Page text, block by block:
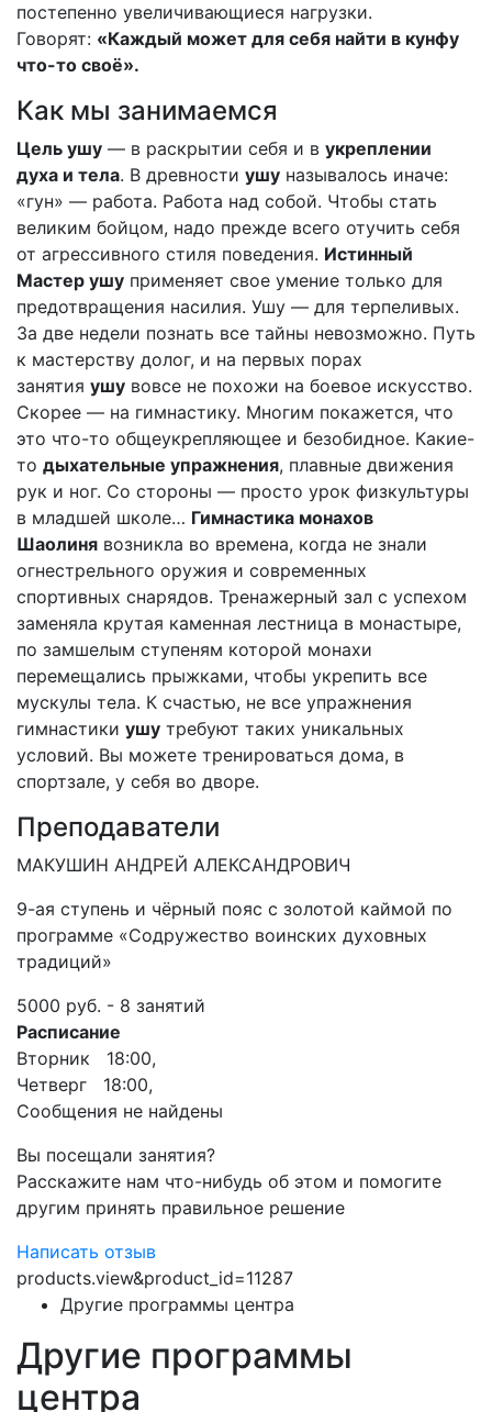
постепенно увеличивающиеся нагрузки.
Говорят: «Каждый может для себя найти в кунфу
что-то своё».
Как мы занимаемся
Цель ушу — в раскрытии себя и в укреплении
духа и тела. В древности ушу называлось иначе:
«гун» — работа. Работа над собой. Чтобы стать
великим бойцом, надо прежде всего отучить себя
от агрессивного стиля поведения. Истинный
Мастер ушу применяет свое умение только для
предотвращения насилия. Ушу — для терпеливых.
За две недели познать все тайны невозможно. Путь
к мастерству долог, и на первых порах
занятия ушу вовсе не похожи на боевое искусство.
Скорее — на гимнастику. Многим покажется, что
это что-то общеукрепляющее и безобидное. Какие-
то дыхательные упражнения, плавные движения
рук и ног. Со стороны — просто урок физкультуры
в младшей школе… Гимнастика монахов
Шаолиня возникла во времена, когда не знали
огнестрельного оружия и современных
спортивных снарядов. Тренажерный зал с успехом
заменяла крутая каменная лестница в монастыре,
по замшелым ступеням которой монахи
перемещались прыжками, чтобы укрепить все
мускулы тела. К счастью, не все упражнения
гимнастики ушу требуют таких уникальных
условий. Вы можете тренироваться дома, в
спортзале, у себя во дворе.
Преподаватели
МАКУШИН АНДРЕЙ АЛЕКСАНДРОВИЧ
9-ая ступень и чёрный пояс с золотой каймой по
программе «Содружество воинских духовных
традиций»
5000 руб. - 8 занятий
Расписание
Вторник 18:00,
Четверг 18:00,
Сообщения не найдены
Вы посещали занятия?
Расскажите нам что-нибудь об этом и помогите
другим принять правильное решение
Написать отзыв
products.view&product_id=11287
Другие программы центра
Другие программы
центра